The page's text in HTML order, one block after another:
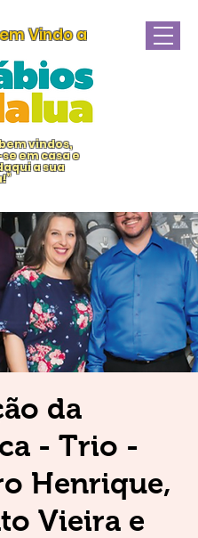
Vindo a
vindos,
em casa e
a sua
da
- Trio -
Henrique,
Vieira e